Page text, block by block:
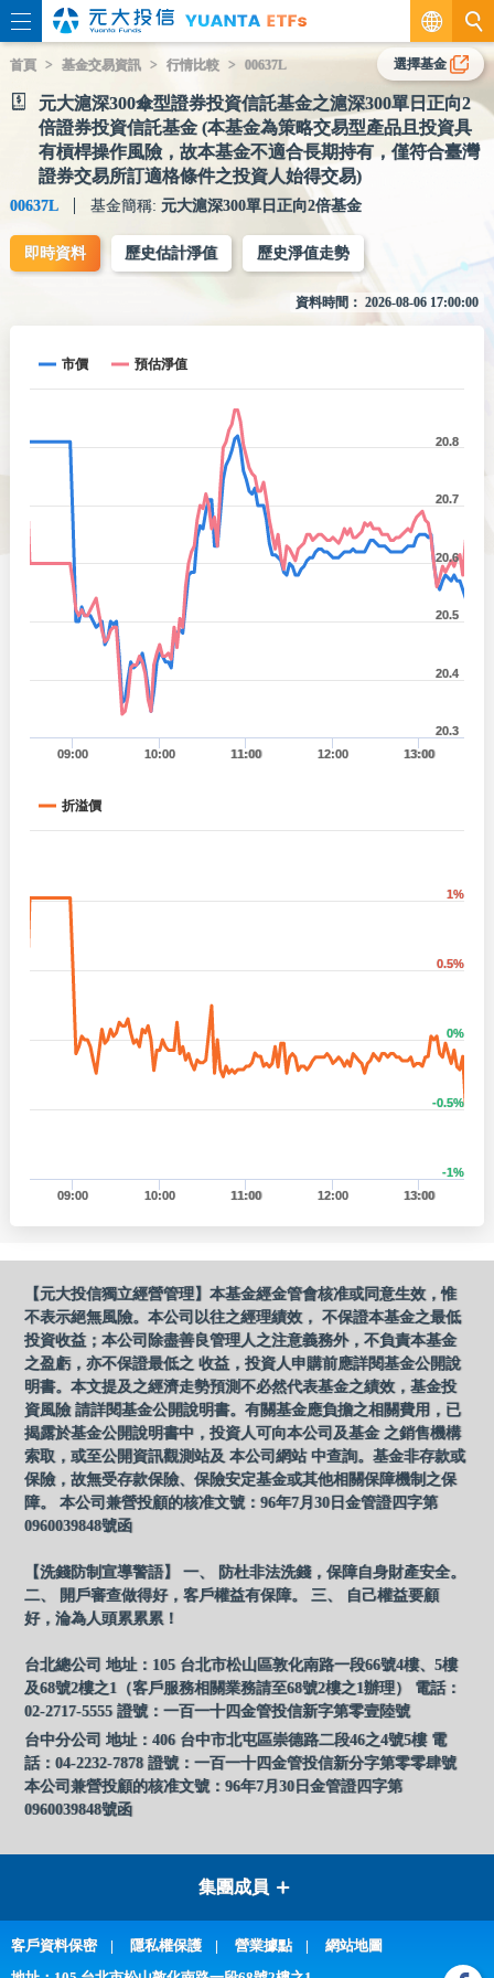
繁
EN
首頁 基金交易資訊 行情比較 00637L
元大滬深300傘型證券投資信託基金之滬深300單日正向2
倍證券投資信託基金 (本基金為策略交易型產品且投資具
有槓桿操作風險，故本基金不適合長期持有，僅符合臺灣
證券交易所訂適格條件之投資人始得交易)
00637L 基金簡稱: 元大滬深300單日正向2倍基金
選擇基金
即時資料 歷史估計淨值 歷史淨值走勢
資料時間：2026-08-06 17:00:00
市價 預估淨值
09:00 10:00 11:00 12:00 13:00
20.3
20.4
20.5
20.6
20.7
20.8
折溢價
09:00 10:00 11:00 12:00 13:00
-1%
-0.5%
0%
0.5%
1%
【元大投信獨立經營管理】本基金經金管會核准或同意生效，惟
不表示絕無風險。本公司以往之經理績效， 不保證本基金之最低
投資收益；本公司除盡善良管理人之注意義務外，不負責本基金
之盈虧，亦不保證最低之 收益，投資人申購前應詳閱基金公開說
明書。本文提及之經濟走勢預測不必然代表基金之績效，基金投
資風險 請詳閱基金公開說明書。有關基金應負擔之相關費用，已
揭露於基金公開說明書中，投資人可向本公司及基金 之銷售機構
索取，或至公開資訊觀測站及 本公司網站 中查詢。基金非存款或
保險，故無受存款保險、保險安定基金或其他相關保障機制之保
障。 本公司兼營投顧的核准文號：96年7月30日金管證四字第
0960039848號函
【洗錢防制宣導警語】 一、 防杜非法洗錢，保障自身財產安全。
二、 開戶審查做得好，客戶權益有保障。 三、 自己權益要顧
好，淪為人頭累累累！
台北總公司 地址：105 台北市松山區敦化南路一段66號4樓、5樓
及68號2樓之1（客戶服務相關業務請至68號2樓之1辦理） 電話：
02-2717-5555 證號：一百一十四金管投信新字第零壹陸號
台中分公司 地址：406 台中市北屯區崇德路二段46之4號5樓 電
話：04-2232-7878 證號：一百一十四金管投信新分字第零零肆號
本公司兼營投顧的核准文號：96年7月30日金管證四字第
0960039848號函
集團成員
客戶資料保密 隱私權保護 營業據點
網站地圖